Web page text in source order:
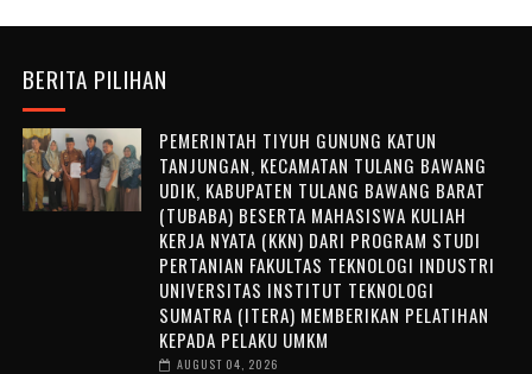
BERITA PILIHAN
PEMERINTAH TIYUH GUNUNG KATUN
TANJUNGAN, KECAMATAN TULANG BAWANG
UDIK, KABUPATEN TULANG BAWANG BARAT
(TUBABA) BESERTA MAHASISWA KULIAH
KERJA NYATA (KKN) DARI PROGRAM STUDI
PERTANIAN FAKULTAS TEKNOLOGI INDUSTRI
UNIVERSITAS INSTITUT TEKNOLOGI
SUMATRA (ITERA) MEMBERIKAN PELATIHAN
KEPADA PELAKU UMKM
AUGUST 04, 2026